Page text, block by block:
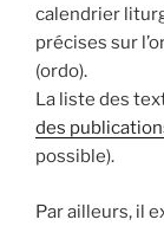
calendrier
précises sur
(ordo).
La liste des
des
possible).
Par ailleurs, il